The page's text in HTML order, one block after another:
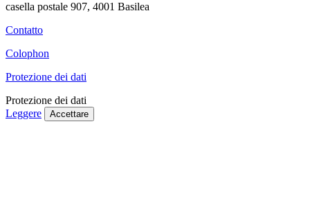
casella postale 907, 4001 Basilea
Contatto
Colophon
Protezione dei dati
Protezione dei dati
Leggere
Accettare